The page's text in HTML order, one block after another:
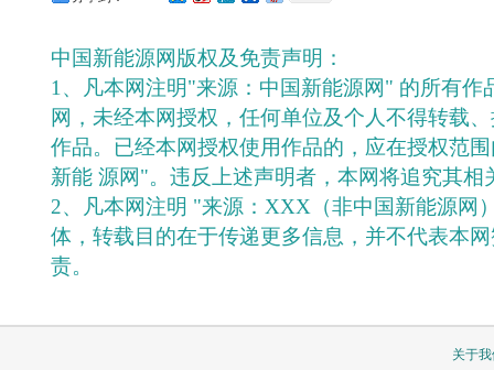
中国新能源网版权及免责声明：
1、凡本网注明"来源：中国新能源网" 的所有作
网，未经本网授权，任何单位及个人不得转载
作品。已经本网授权使用作品的，应在授权范
新能 源网"。违反上述声明者，本网将追究其相
2、凡本网注明 "来源：XXX（非中国新能源网
体，转载目的在于传递更多信息，并不代表本
责。
关于